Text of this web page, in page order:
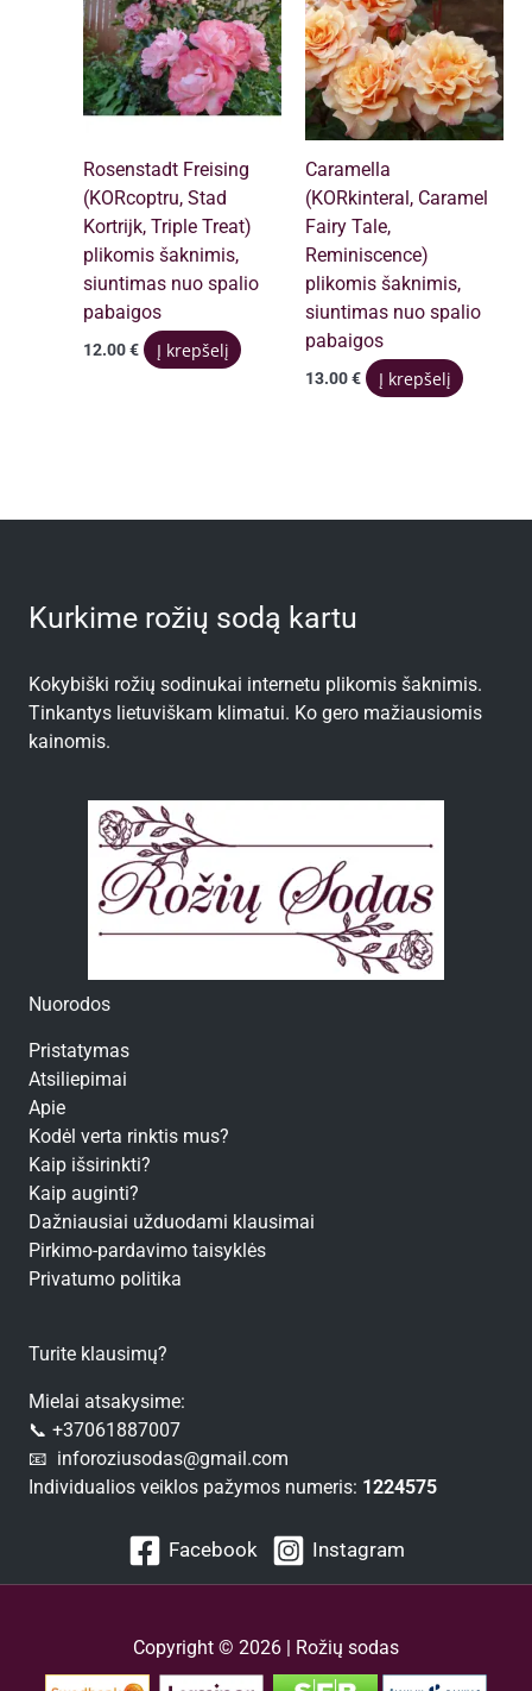
Rosenstadt Freising
(KORcoptru, Stad
Kortrijk, Triple Treat)
plikomis šaknimis,
siuntimas nuo spalio
pabaigos
12.00€ Į krepšelį
Caramella
(KORkinteral, Caramel
Fairy Tale,
Reminiscence)
plikomis šaknimis,
siuntimas nuo spalio
pabaigos
13.00€ Į krepšelį
Kurkime rožių sodą kartu
Kokybiški rožių sodinukai internetu plikomis šaknimis.
Tinkantys lietuviškam klimatui. Ko gero mažiausiomis
kainomis.
Nuorodos
Pristatymas
Atsiliepimai
Apie
Kodėl verta rinktis mus?
Kaip išsirinkti?
Kaip auginti?
Dažniausiai užduodami klausimai
Pirkimo-pardavimo taisyklės
Privatumo politika
Turite klausimų?
Mielai atsakysime:
📞 +37061887007
📧 inforoziusodas@gmail.com
Individualios veiklos pažymos numeris: 1224575
Facebook Instagram
Copyright © 2026 | Rožių sodas